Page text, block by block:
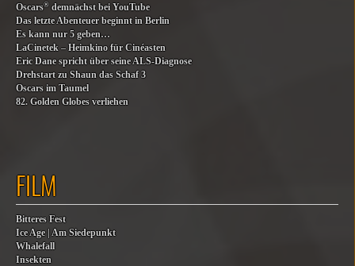
Oscars® demnächst bei YouTube
Das letzte Abenteuer beginnt in Berlin
Es kann nur 5 geben…
LaCinetek – Heimkino für Cinéasten
Eric Dane spricht über seine ALS-Diagnose
Drehstart zu Shaun das Schaf 3
Oscars im Taumel
82. Golden Globes verliehen
FILM
Bitteres Fest
Ice Age | Am Siedepunkt
Whalefall
Insekten